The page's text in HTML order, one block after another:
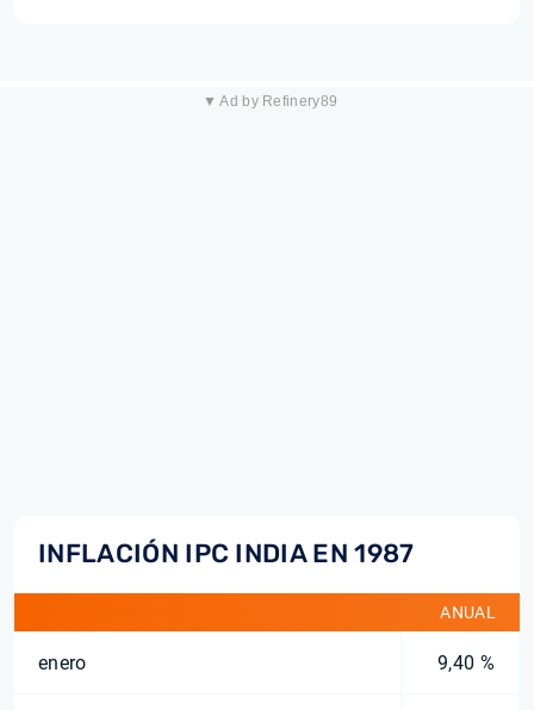
▼ Ad by Refinery89
INFLACIÓN IPC INDIA EN 1987
ANUAL
enero 9,40 %